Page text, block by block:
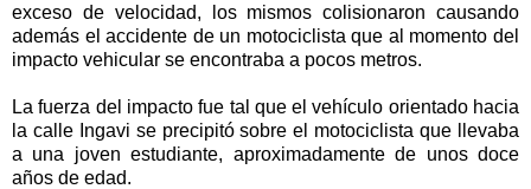
exceso de velocidad, los mismos colisionaron causando
además el accidente de un motociclista que al momento del
impacto vehicular se encontraba a pocos metros.
La fuerza del impacto fue tal que el vehículo orientado hacia
la calle Ingavi se precipitó sobre el motociclista que llevaba
a una joven estudiante, aproximadamente de unos doce
años de edad.